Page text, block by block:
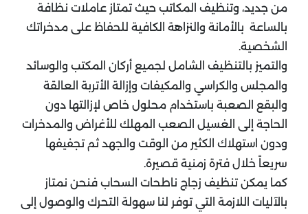
من جديد، وتنظيف المكاتب حيث تمتاز عاملات نظافة
بالساعة بالأمانة والنزاهة الكافية للحفاظ على مدخراتك
الشخصية.
والتميز بالتنظيف الشامل لجميع أركان المكتب والوسائد
والمجلس والكراسي والمكيفات وإزالة الأتربة العالقة
والبقع الصعبة باستخدام محلول خاص لإزالتها دون
الحاجة إلى الغسيل الصعب المهلك للأغراض والمدخرات
ودون استهلاك الكثير من الوقت والجهد ثم تجفيفها
سريعاً خلال فترة زمنية قصيرة.
كما يمكن تنظيف زجاج ناطحات السحاب فنحن نمتاز
بالآليات اللازمة التي توفر لنا سهولة التحرك والوصول إلى